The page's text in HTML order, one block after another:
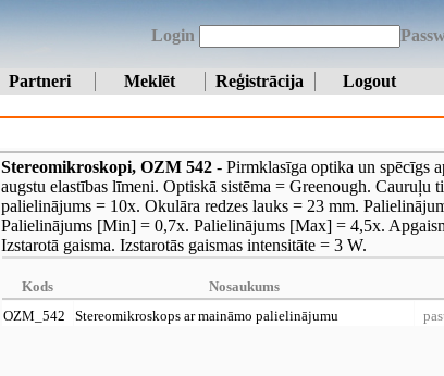
Login
Partneri Meklēt Reģistrācija
Logout
Stereomikroskopi, OZM 542 - Pirmklasīga optika un spēcīgs
augstu elastības līmeni. Optiskā sistēma = Greenough. Cauruļu
palielinājums = 10x. Okulāra redzes lauks = 23 mm.
Palielinājums [Min] = 0,7x. Palielinājums [Max] = 4,5x.
Izstarotā gaisma. Izstarotās gaismas intensitāte = 3 W.
Kods Nosaukums
OZM_542
Stereomikroskops ar maināmo palielinājumu